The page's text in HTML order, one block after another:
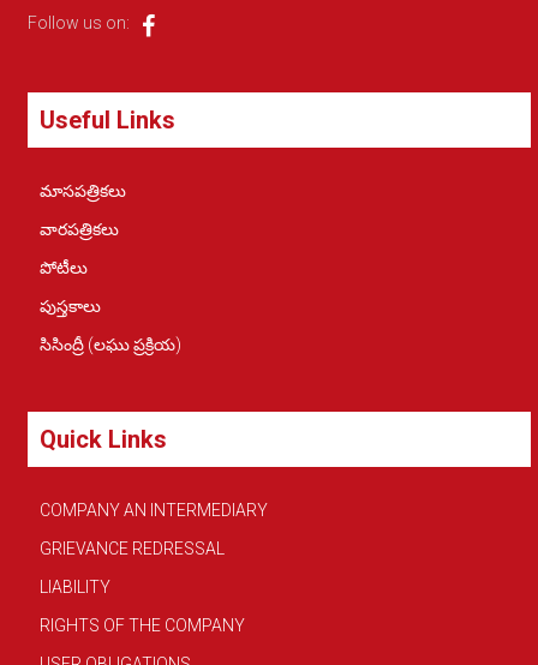
Follow us on:
Useful Links
మాసపత్రికలు
వారపత్రికలు
పోటీలు
పుస్తకాలు
సిసింద్రీ (లఘు ప్రక్రియ)
Quick Links
COMPANY AN INTERMEDIARY
GRIEVANCE REDRESSAL
LIABILITY
RIGHTS OF THE COMPANY